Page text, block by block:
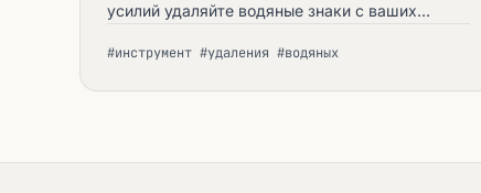
усилий удаляйте водяные знаки с ваших
#инструмент #удаления #водяных